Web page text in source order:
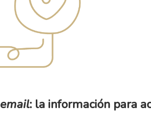
email: la información para